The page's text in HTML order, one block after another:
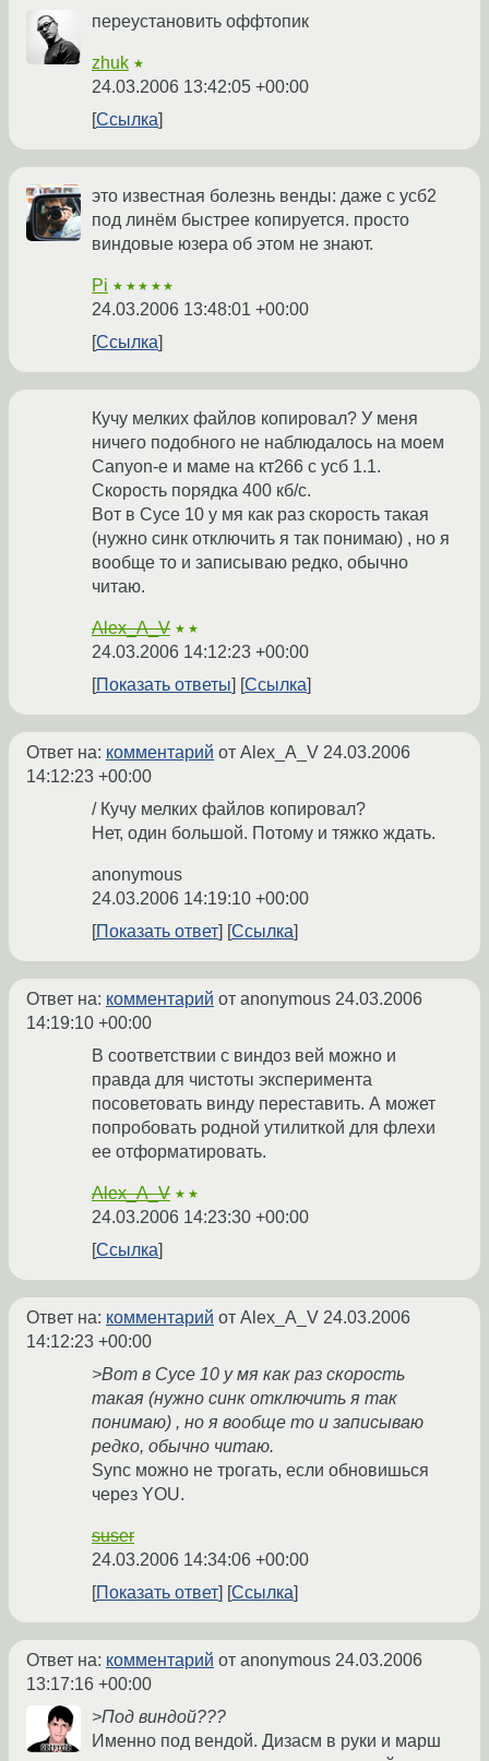
переустановить оффтопик
zhuk ★
24.03.2006 13:42:05 +00:00
Ссылка
это известная болезнь венды: даже с усб2
под линём быстрее копируется. просто
виндовые юзера об этом не знают.
Pi ★★★★★
24.03.2006 13:48:01 +00:00
Ссылка
Кучу мелких файлов копировал? У меня
ничего подобного не наблюдалось на моем
Canyon-e и маме на кт266 с усб 1.1.
Скорость порядка 400 кб/с.
Вот в Сусе 10 у мя как раз скорость такая
(нужно синк отключить я так понимаю) , но я
вообще то и записываю редко, обычно
читаю.
Alex_A_V ★★
24.03.2006 14:12:23 +00:00
Показать ответы
Ссылка
Ответ на: комментарий от Alex_A_V 24.03.2006
14:12:23 +00:00
/ Кучу мелких файлов копировал?
Нет, один большой. Потому и тяжко ждать.
anonymous
24.03.2006 14:19:10 +00:00
Показать ответ
Ссылка
Ответ на: комментарий от anonymous 24.03.2006
14:19:10 +00:00
В соответствии с виндоз вей можно и
правда для чистоты эксперимента
посоветовать винду переставить. А может
попробовать родной утилиткой для флехи
ее отформатировать.
Alex_A_V ★★
24.03.2006 14:23:30 +00:00
Ссылка
Ответ на: комментарий от Alex_A_V 24.03.2006
14:12:23 +00:00
>Вот в Сусе 10 у мя как раз скорость
такая (нужно синк отключить я так
понимаю) , но я вообще то и записываю
редко, обычно читаю.
Sync можно не трогать, если обновишься
через YOU.
suser
24.03.2006 14:34:06 +00:00
Показать ответ
Ссылка
Ответ на: комментарий от anonymous 24.03.2006
13:17:16 +00:00
>Под виндой???
Именно под вендой. Дизасм в руки и марш